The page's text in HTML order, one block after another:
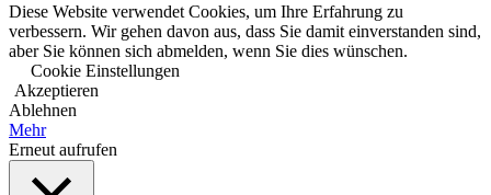
Diese Website verwendet Cookies, um Ihre Erfahrung zu
verbessern. Wir gehen davon aus, dass Sie damit einverstanden sind,
aber Sie können sich abmelden, wenn Sie dies wünschen.
Cookie Einstellungen
Akzeptieren
Ablehnen
Mehr
Erneut aufrufen